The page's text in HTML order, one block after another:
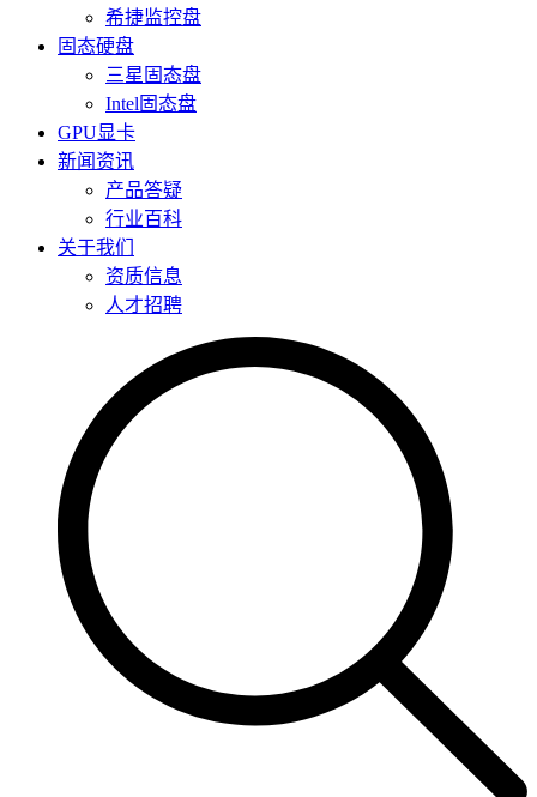
希捷监控盘
固态硬盘
三星固态盘
Intel固态盘
GPU显卡
新闻资讯
产品答疑
行业百科
关于我们
资质信息
人才招聘